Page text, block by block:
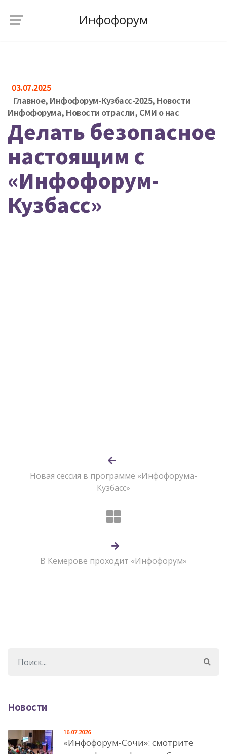
Инфофорум
03.07.2025
Главное, Инфофорум-Кузбасс-2025, Новости
Инфофорума, Новости отрасли, СМИ о нас
Делать безопасное
настоящим с
«Инфофорум-
Кузбасс»
Новая сессия в программе «Инфофорума-
Кузбасс»
В Кемерове проходит «Инфофорум»
Новости
«Инфофорум-Сочи»: смотрите
16.07.2026